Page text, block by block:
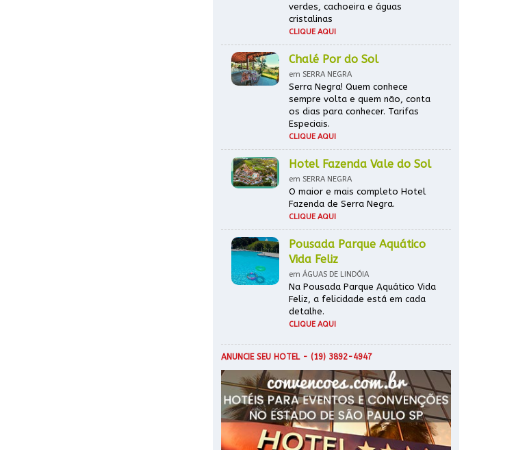
verdes, cachoeira e águas
cristalinas
CLIQUE AQUI
Chalé Por do Sol
em SERRA NEGRA
Serra Negra! Quem conhece
sempre volta e quem não, conta
os dias para conhecer. Tarifas
Especiais.
CLIQUE AQUI
Hotel Fazenda Vale do Sol
em SERRA NEGRA
O maior e mais completo Hotel
Fazenda de Serra Negra.
CLIQUE AQUI
Pousada Parque Aquático
Vida Feliz
em ÁGUAS DE LINDÓIA
Na Pousada Parque Aquático Vida
Feliz, a felicidade está em cada
detalhe.
CLIQUE AQUI
ANUNCIE SEU HOTEL- (19) 3892-4947